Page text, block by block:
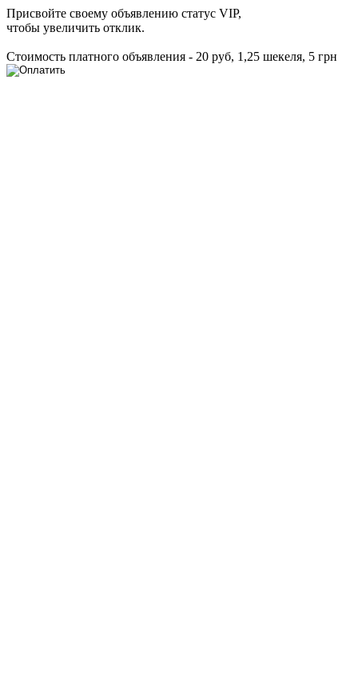
Присвойте своему объявлению статус VIP,
чтобы увеличить отклик.
Стоимость платного объявления - 20 руб, 1,25 шекеля, 5 грн